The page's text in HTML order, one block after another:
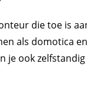
die toe is
als domotica
je ook